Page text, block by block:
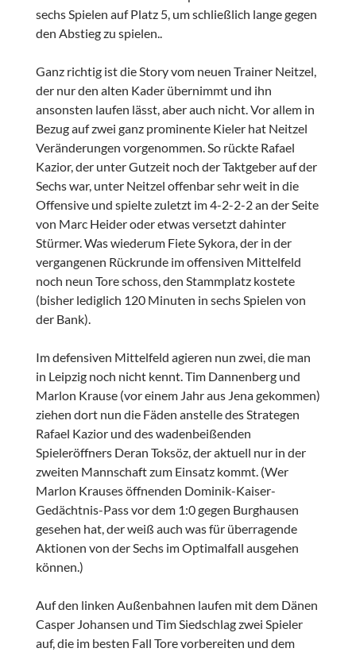
sechs Spielen auf Platz 5, um schließlich lange gegen
den Abstieg zu spielen..
Ganz richtig ist die Story vom neuen Trainer Neitzel,
der nur den alten Kader übernimmt und ihn
ansonsten laufen lässt, aber auch nicht. Vor allem in
Bezug auf zwei ganz prominente Kieler hat Neitzel
Veränderungen vorgenommen. So rückte Rafael
Kazior, der unter Gutzeit noch der Taktgeber auf der
Sechs war, unter Neitzel offenbar sehr weit in die
Offensive und spielte zuletzt im 4-2-2-2 an der Seite
von Marc Heider oder etwas versetzt dahinter
Stürmer. Was wiederum Fiete Sykora, der in der
vergangenen Rückrunde im offensiven Mittelfeld
noch neun Tore schoss, den Stammplatz kostete
(bisher lediglich 120 Minuten in sechs Spielen von
der Bank).
Im defensiven Mittelfeld agieren nun zwei, die man
in Leipzig noch nicht kennt. Tim Dannenberg und
Marlon Krause (vor einem Jahr aus Jena gekommen)
ziehen dort nun die Fäden anstelle des Strategen
Rafael Kazior und des wadenbeißenden
Spieleröffners Deran Toksöz, der aktuell nur in der
zweiten Mannschaft zum Einsatz kommt. (Wer
Marlon Krauses öffnenden Dominik-Kaiser-
Gedächtnis-Pass vor dem 1:0 gegen Burghausen
gesehen hat, der weiß auch was für überragende
Aktionen von der Sechs im Optimalfall ausgehen
können.)
Auf den linken Außenbahnen laufen mit dem Dänen
Casper Johansen und Tim Siedschlag zwei Spieler
auf, die im besten Fall Tore vorbereiten und dem